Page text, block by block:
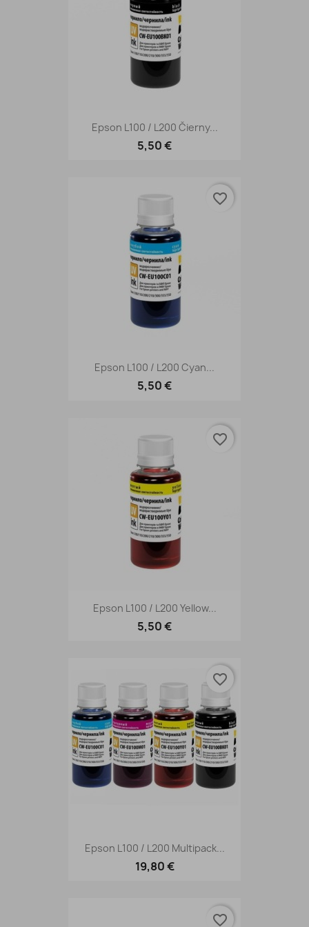
Epson L100 / L200 Čierny...
5,50 €
Epson L100 / L200 Cyan...
5,50 €
favorite_border
Epson L100 / L200 Yellow...
5,50 €
favorite_border
Epson L100 / L200 Multipack...
19,80 €
favorite_border
favorite_border